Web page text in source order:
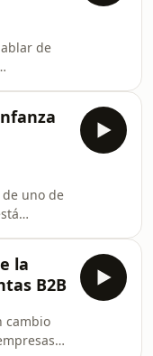
de
valor.
por
o
uno de
Es el
están
la
B2B
cambio